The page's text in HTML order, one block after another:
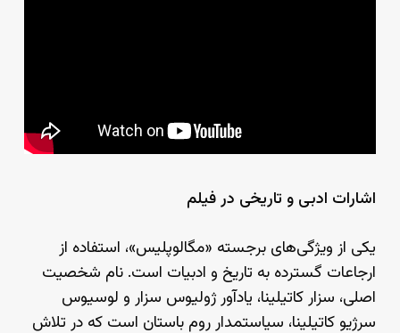
اشارات ادبی و تاریخی در فیلم
یکی از ویژگی‌های برجسته «مگالوپلیس»، استفاده از
ارجاعات گسترده به تاریخ و ادبیات است. نام شخصیت
اصلی، سزار کاتیلینا، یادآور ژولیوس سزار و لوسیوس
سرژیو کاتیلینا، سیاستمدار روم باستان است که در تلاش